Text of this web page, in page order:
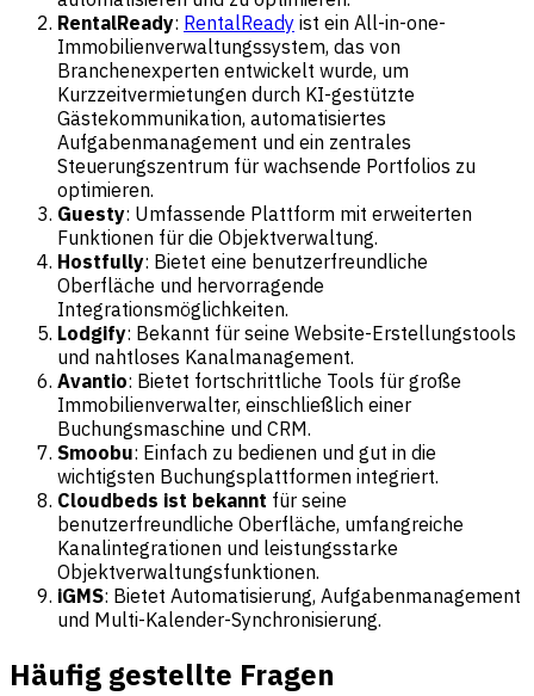
RentalReady: RentalReady ist ein All-in-one-
Immobilienverwaltungssystem, das von
Branchenexperten entwickelt wurde, um
Kurzzeitvermietungen durch KI-gestützte
Gästekommunikation, automatisiertes
Aufgabenmanagement und ein zentrales
Steuerungszentrum für wachsende Portfolios zu
optimieren.
Guesty: Umfassende Plattform mit erweiterten
Funktionen für die Objektverwaltung.
Hostfully: Bietet eine benutzerfreundliche
Oberfläche und hervorragende
Integrationsmöglichkeiten.
Lodgify: Bekannt für seine Website-Erstellungstools
und nahtloses Kanalmanagement.
Avantio: Bietet fortschrittliche Tools für große
Immobilienverwalter, einschließlich einer
Buchungsmaschine und CRM.
Smoobu: Einfach zu bedienen und gut in die
wichtigsten Buchungsplattformen integriert.
Cloudbeds ist bekannt für seine
benutzerfreundliche Oberfläche, umfangreiche
Kanalintegrationen und leistungsstarke
Objektverwaltungsfunktionen.
iGMS: Bietet Automatisierung, Aufgabenmanagement
und Multi-Kalender-Synchronisierung.
Häufig gestellte Fragen